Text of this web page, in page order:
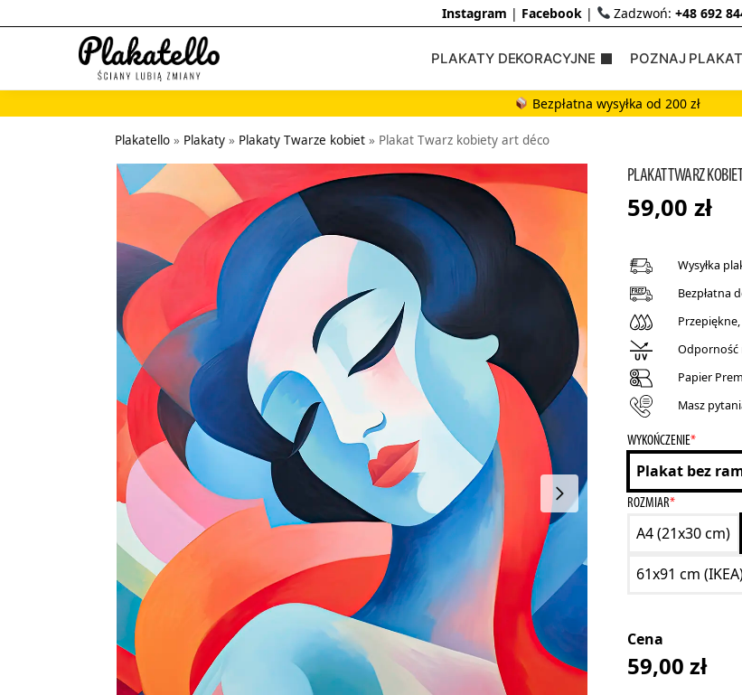
Instagram | Facebook| Zadzwoń:+48 692
PLAKATY DEKORACYJNE POZNAJ
Szukaj...
Bezpłatna wysyłka od 200 zł
Plakatello » Plakaty » Plakaty Twarze kobiet » Plakat Twarz kobiety art déco
PLAKAT TWARZ
59,00 zł
Wysyłka
Bezpłatna
Odporność
Papier
Masz
*
WYKOŃCZENIE
Plakat bez
*
ROZMIAR
A4 (21x30 cm)
61x91 cm
Cena
59,00 zł